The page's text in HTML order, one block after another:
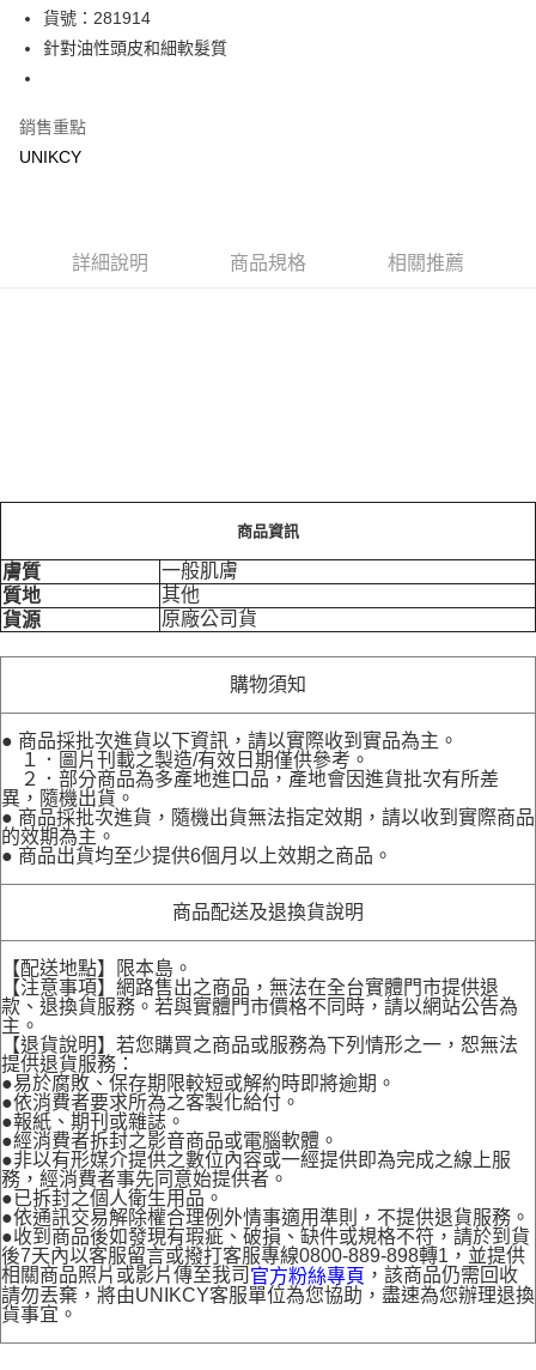
LINE Pay
Apple Pay
貨號：281914
針對油性頭皮和細軟髮質
銷售重點
UNIKCY
詳細說明 商品規格 相關推薦
商品資訊
膚質
一般肌膚
質地
其他
貨源
原廠公司貨
購物須知
● 商品採批次進貨以下資訊，請以實際收到實品為主。
１．圖片刊載之製造/有效日期僅供參考。
２．部分商品為多產地進口品，產地會因進貨批次有所差
異，隨機出貨。
● 商品採批次進貨，隨機出貨無法指定效期，請以收到實際商品
的效期為主。
● 商品出貨均至少提供6個月以上效期之商品。
商品配送及退換貨說明
【配送地點】限本島。
【注意事項】網路售出之商品，無法在全台實體門市提供退
款、退換貨服務。若與實體門市價格不同時，請以網站公告為
主。
【退貨說明】若您購買之商品或服務為下列情形之一，恕無法
提供退貨服務：
●易於腐敗、保存期限較短或解約時即將逾期。
●依消費者要求所為之客製化給付。
●報紙、期刊或雜誌。
●經消費者拆封之影音商品或電腦軟體。
●非以有形媒介提供之數位內容或一經提供即為完成之線上服
務，經消費者事先同意始提供者。
●已拆封之個人衛生用品。
●依通訊交易解除權合理例外情事適用準則，不提供退貨服務。
●收到商品後如發現有瑕疵、破損、缺件或規格不符，請於到貨
後7天內以客服留言或撥打客服專線0800-889-898轉1，並提供
相關商品照片或影片傳至我司 官方粉絲專頁 ，該商品仍需回收
請勿丟棄，將由UNIKCY客服單位為您協助，盡速為您辦理退換
貨事宜。